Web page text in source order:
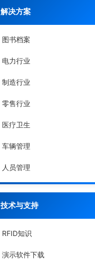
解决方案
图书档案
电力行业
制造行业
零售行业
医疗卫生
车辆管理
人员管理
技术与支持
RFID知识
演示软件下载